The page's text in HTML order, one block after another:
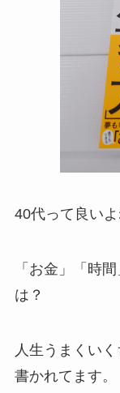
40代って良い
「お金」「時
は？
人生うまくい
書かれてます。